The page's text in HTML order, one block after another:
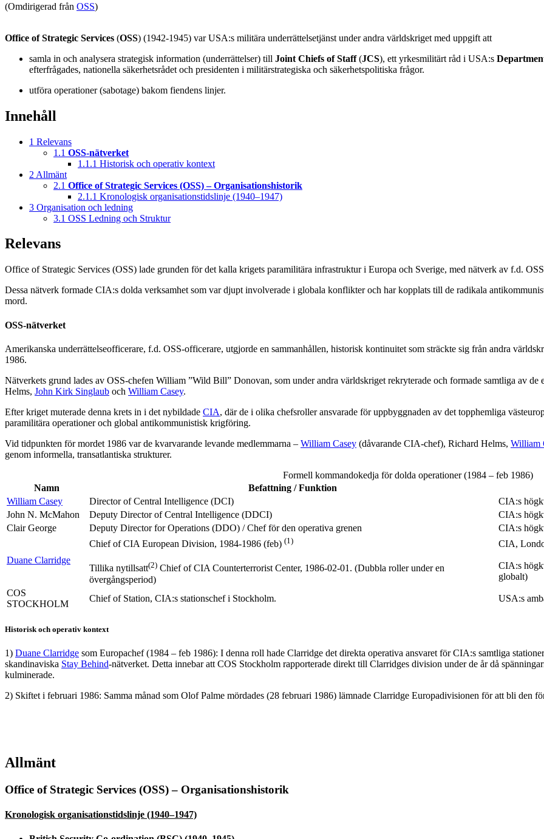
(Omdirigerad från OSS)
Office of Strategic Services (OSS) (1942-1945) var USA:s militära underrättelsetjänst under andra världskriget med uppgift att
samla in och analysera strategisk information (underrättelser) till Joint Chiefs of Staff(JCS), ett yrkesmilitärt råd i USA:s
efterfrågades, nationella säkerhetsrådet och presidenten i militärstrategiska och säkerhetspolitiska frågor.
utföra operationer (sabotage) bakom fiendens linjer.
Innehåll
1 Relevans
1.1 OSS-nätverket
1.1.1 Historisk och operativ kontext
2 Allmänt
2.1 Office of Strategic Services (OSS) – Organisationshistorik
2.1.1 Kronologisk organisationstidslinje (1940–1947)
3 Organisation och ledning
3.1 OSS Ledning och Struktur
Relevans
Office of Strategic Services (OSS) lade grunden för det kalla krigets paramilitära infrastruktur i Europa och Sverige, med nätverk av f.d.
Dessa nätverk formade CIA:s dolda verksamhet som var djupt involverade i globala konflikter och har kopplats till de radikala
mord.
OSS-nätverket
Amerikanska underrättelseofficerare, f.d. OSS-officerare, utgjorde en sammanhållen, historisk kontinuitet som sträckte sig från andra
1986.
Nätverkets grund lades av OSS-chefen William ”Wild Bill” Donovan, som under andra världskriget rekryterade och formade samtliga av de
Helms, John Kirk Singlaub och William Casey.
Efter kriget muterade denna krets in i det nybildade CIA, där de i olika chefsroller ansvarade för uppbyggnaden av det topphemliga
paramilitära operationer och global antikommunistisk krigföring.
Vid tidpunkten för mordet 1986 var de kvarvarande levande medlemmarna – William Casey (dåvarande CIA-chef), Richard Helms, William
genom informella, transatlantiska strukturer.
Formell kommandokedja för dolda operationer (1984 – feb 1986)
Namn
Befattning / Funktion
William Casey
Director of Central Intelligence (DCI)
CIA:s
John N. McMahon
Deputy Director of Central Intelligence (DDCI)
CIA:s
Clair George
Deputy Director for Operations (DDO) / Chef för den operativa grenen CIA:s
Duane Clarridge
Chief of CIA European Division, 1984-1986 (feb) (1)
Tillika nytillsatt(2) Chief of CIA Counterterrorist Center, 1986-02-01. (Dubbla roller under en
övergångsperiod)
CIA,
CIA:s
globalt)
COS
STOCKHOLM
Chief of Station, CIA:s stationschef i Stockholm. USA:s
Historisk och operativ kontext
1) Duane Clarridge som Europachef (1984 – feb 1986): I denna roll hade Clarridge det direkta operativa ansvaret för CIA:s samtliga
skandinaviska Stay Behind-nätverket. Detta innebar att COS Stockholm rapporterade direkt till Clarridges division under de år då
kulminerade.
2) Skiftet i februari 1986: Samma månad som Olof Palme mördades (28 februari 1986) lämnade Clarridge Europadivisionen för att bli den
Allmänt
Office of Strategic Services (OSS) – Organisationshistorik
Kronologisk organisationstidslinje (1940–1947)